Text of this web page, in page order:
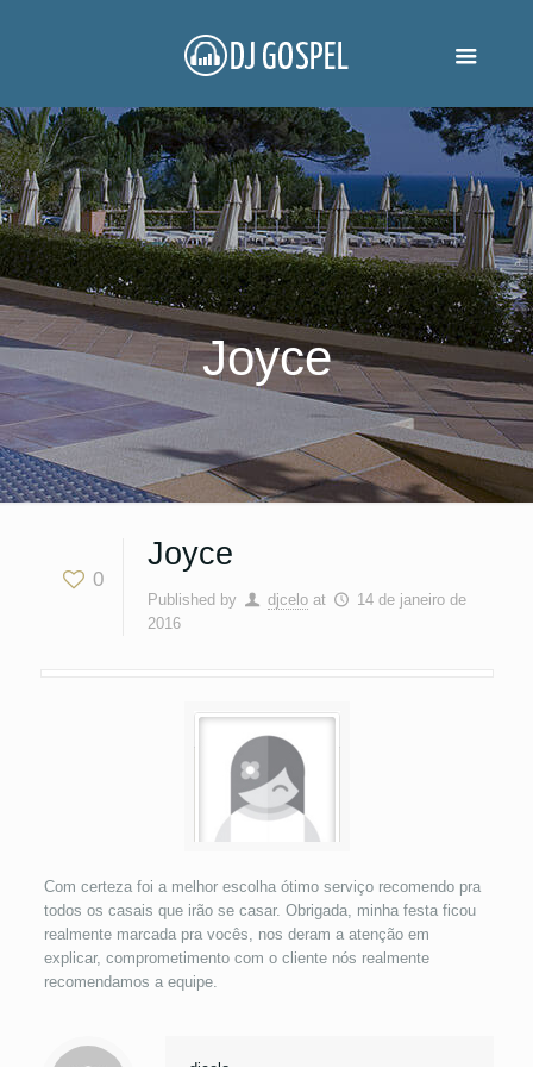
Joyce
0
Joyce
Published by djcelo at
14 de janeiro de
2016
Com certeza foi a melhor escolha ótimo serviço recomendo pra
todos os casais que irão se casar. Obrigada, minha festa ficou
realmente marcada pra vocês, nos deram a atenção em
explicar, comprometimento com o cliente nós realmente
recomendamos a equipe.